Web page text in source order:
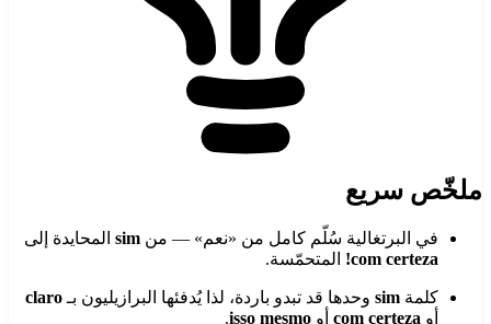
ملخّص سريع
في البرتغالية سُلّم كامل من «نعم» — من sim المحايدة إلى
com certeza!
المتحمّسة.
كلمة sim وحدها قد تبدو باردة، لذا يُدفئها البرازيليون بـ claro
أو com certeza أو isso mesmo
.